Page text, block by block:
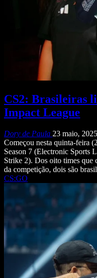
CS2: Brasileiras
Impact League
Dory de Paula 23 maio, 2025
Começou nesta quinta-feira
Season 7 (Electronic Sports
Strike 2). Dos oito times que
da competição, dois são
CS:GO